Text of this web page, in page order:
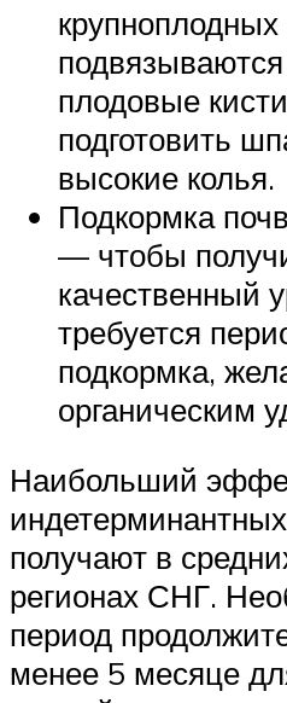
крупноплодных
плодовые
подготовить
высокие колья.
Подкормка
— чтобы
качественный
требуется
подкормка,
органическим
Наибольший
получают в
регионах СНГ.
период
менее 5 месяце